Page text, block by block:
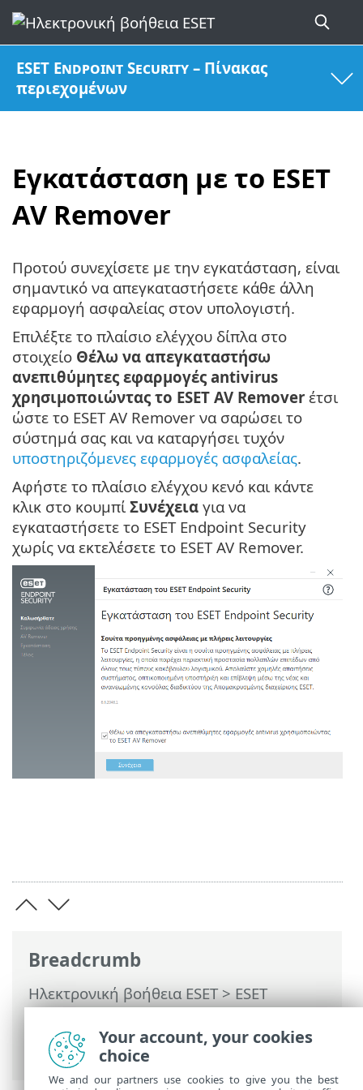
ESET Endpoint Security – Πίνακας
περιεχομένων
Εγκατάσταση με το ESET
AV Remover
Breadcrumb
Ηλεκτρονική βοήθεια ESET>ESET
Endpoint Security>Εγκατάσταση/
Αναβάθμιση> Εγκατάσταση με το ESET
AV Remover
Προτού συνεχίσετε με την εγκατάσταση, είναι
σημαντικό να απεγκαταστήσετε κάθε άλλη
εφαρμογή ασφαλείας στον υπολογιστή.
Επιλέξτε το πλαίσιο ελέγχου δίπλα στο
στοιχείο Θέλω να απεγκαταστήσω
ανεπιθύμητες εφαρμογές antivirus
χρησιμοποιώντας το ESET AV Remover έτσι
ώστε το ESET AV Remover να σαρώσει το
σύστημά σας και να καταργήσει τυχόν
υποστηριζόμενες εφαρμογές ασφαλείας.
Αφήστε το πλαίσιο ελέγχου κενό και κάντε
κλικ στο κουμπί Συνέχεια για να
εγκαταστήσετε το ESET Endpoint Security
χωρίς να εκτελέσετε το ESET AV Remover.
Your account, your cookies
choice
We and our partners use cookies to give you the best